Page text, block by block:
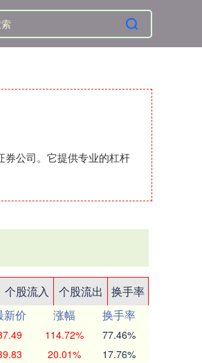
券公司。它提供专业的杠杆
个股流入 个股流出
换手率
新价 涨幅
换手率
114.72% 77.46%
20.01% 17.76%